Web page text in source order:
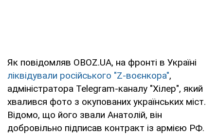
Як повідомляв OBOZ.UA, на фронті в Україні
ліквідували російського "Z-воєнкора",
адміністратора Telegram-каналу "Хілер", який
хвалився фото з окупованих українських міст.
Відомо, що його звали Анатолій, він
добровільно підписав контракт із армією РФ.